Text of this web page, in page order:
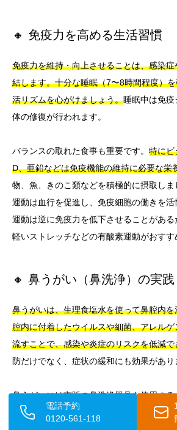
🔸 免疫力を高める生活習慣
免疫力を維持・向上させることは、感染
結します。十分な睡眠（7〜8時間程度）
活リズムを心がけましょう。睡眠中は免疫
体の修復が行われます。
バランスの取れた食事も重要です。 特にビ
D、亜鉛などは免疫機能の維持に必要な栄
物、魚、きのこ類などを積極的に摂取し
運動は血行を促進し、免疫細胞の働きを
運動は逆に免疫力を低下させることがあ
軽いストレッチなどの有酸素運動がおすす
🔸 鼻うがい（鼻洗浄）の実践
鼻うがいは、生理食塩水を使って鼻腔内
腔内に付着したウイルスや細菌、アレル
流すことで、感染や炎症のリスクを低減で
防だけでなく、症状の緩和にも効果があり
鼻うがいには市販の鼻洗浄器具を使用す
塩水は0.9%の食塩水で、水1リットルに対
電話予約
0120-561-118